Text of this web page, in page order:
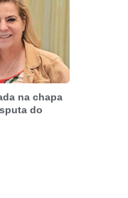
na chapa
do